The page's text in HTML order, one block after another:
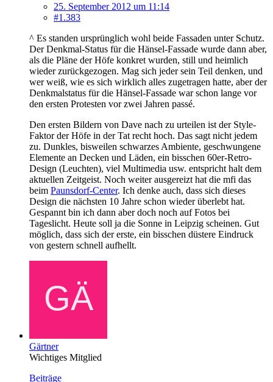
25. September 2012 um 11:14
#1.383
^ Es standen ursprünglich wohl beide Fassaden unter Schutz.
Der Denkmal-Status für die Hänsel-Fassade wurde dann aber,
als die Pläne der Höfe konkret wurden, still und heimlich
wieder zurückgezogen. Mag sich jeder sein Teil denken, und
wer weiß, wie es sich wirklich alles zugetragen hatte, aber der
Denkmalstatus für die Hänsel-Fassade war schon lange vor
den ersten Protesten vor zwei Jahren passé.
Den ersten Bildern von Dave nach zu urteilen ist der Style-
Faktor der Höfe in der Tat recht hoch. Das sagt nicht jedem
zu. Dunkles, bisweilen schwarzes Ambiente, geschwungene
Elemente an Decken und Läden, ein bisschen 60er-Retro-
Design (Leuchten), viel Multimedia usw. entspricht halt dem
aktuellen Zeitgeist. Noch weiter ausgereizt hat die mfi das
beim Paunsdorf-Center. Ich denke auch, dass sich dieses
Design die nächsten 10 Jahre schon wieder überlebt hat.
Gespannt bin ich dann aber doch noch auf Fotos bei
Tageslicht. Heute soll ja die Sonne in Leipzig scheinen. Gut
möglich, dass sich der erste, ein bisschen düstere Eindruck
von gestern schnell aufhellt.
Gärtner
Wichtiges Mitglied
Beiträge